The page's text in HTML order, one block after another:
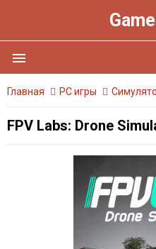
menu
Главная PC игры
FPV Labs: Drone